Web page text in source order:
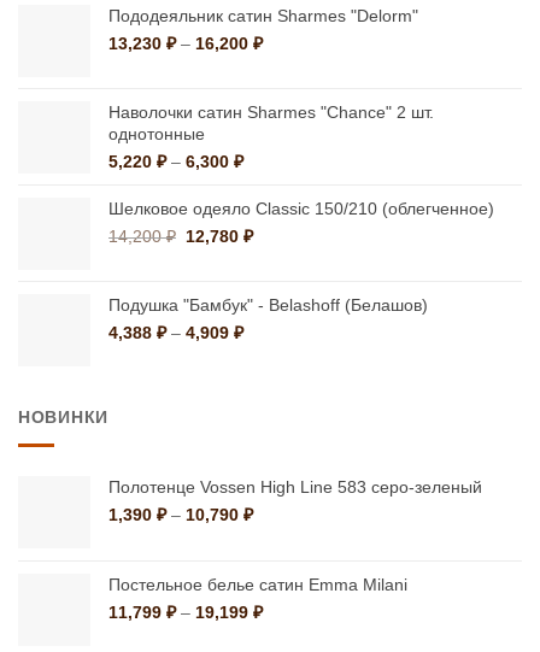
–
16,380 ₽
Пододеяльник сатин Sharmes "Delorm"
13,230 ₽ – 16,200 ₽Диапазон
–
Наволочки сатин Sharmes "Chance" 2 шт.
однотонные
5,220 ₽ – 6,300 ₽Диапазон
5,220 ₽
–
Шелковое одеяло Classic 150/210 (облегченное)
14,200₽ Первоначальная
14,200 ₽.
12,780₽Текущая
Подушка "Бамбук" - Belashoff (Белашов)
4,388 ₽ – 4,909 ₽Диапазон
НОВИНКИ
Полотенце Vossen High Line 583 серо-зеленый
1,390 ₽ – 10,790 ₽Диапазон
–
10,790 ₽
Постельное белье сатин Emma Milani
11,799 ₽ – 19,199 ₽Диапазон